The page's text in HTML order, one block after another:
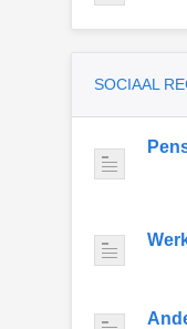
SOCIAAL